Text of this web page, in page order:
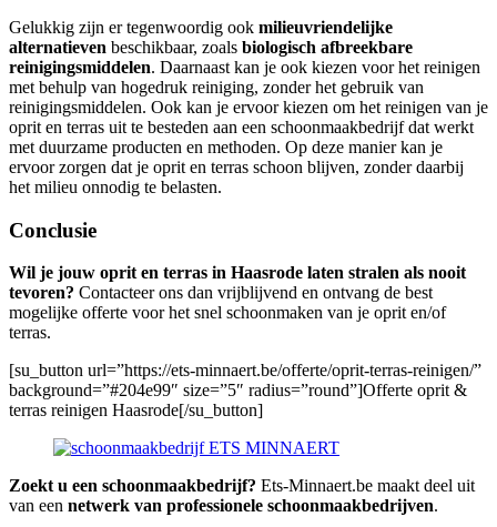
Gelukkig zijn er tegenwoordig ook milieuvriendelijke
alternatieven beschikbaar, zoals biologisch afbreekbare
reinigingsmiddelen. Daarnaast kan je ook kiezen voor het reinigen
met behulp van hogedruk reiniging, zonder het gebruik van
reinigingsmiddelen. Ook kan je ervoor kiezen om het reinigen van je
oprit en terras uit te besteden aan een schoonmaakbedrijf dat werkt
met duurzame producten en methoden. Op deze manier kan je
ervoor zorgen dat je oprit en terras schoon blijven, zonder daarbij
het milieu onnodig te belasten.
Conclusie
Wil je jouw oprit en terras in Haasrode laten stralen als nooit
tevoren? Contacteer ons dan vrijblijvend en ontvang de best
mogelijke offerte voor het snel schoonmaken van je oprit en/of
terras.
[su_button url=”https://ets-minnaert.be/offerte/oprit-terras-reinigen/”
background=”#204e99″ size=”5″ radius=”round”]Offerte oprit &
terras reinigen Haasrode[/su_button]
Zoekt u een schoonmaakbedrijf? Ets-Minnaert.be maakt deel uit
van een netwerk van professionele schoonmaakbedrijven.